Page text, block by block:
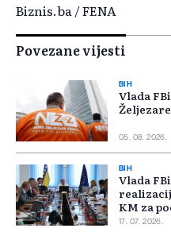
Biznis.ba / FENA
Povezane vijesti
BIH
Vlada
05. 08. 2026.
BIH
Vlada
KM za
17. 07. 2026.